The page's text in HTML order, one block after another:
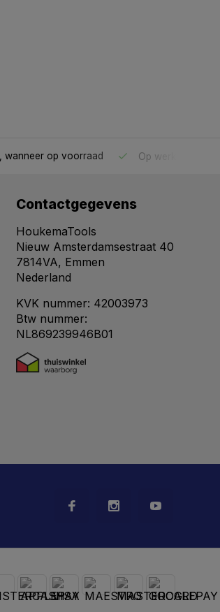
, wanneer op voorraad Op werkdagen
Contactgegevens
HoukemaTools
Nieuw Amsterdamsestraat 40
7814VA, Emmen
Nederland
KVK nummer: 42003973
Btw nummer:
NL869239946B01